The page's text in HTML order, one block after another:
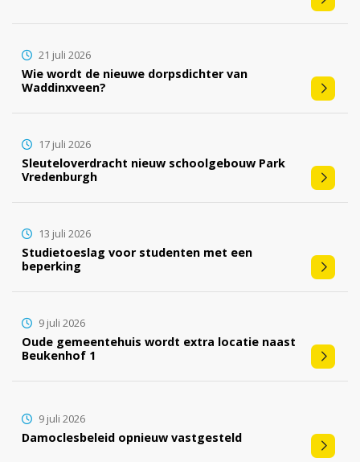
Wie wordt de nieuwe dorpsdichter van
Waddinxveen?
21 juli 2026
Sleuteloverdracht nieuw schoolgebouw Park
Vredenburgh
17 juli 2026
Studietoeslag voor studenten met een
beperking
13 juli 2026
Oude gemeentehuis wordt extra locatie naast
Beukenhof 1
9 juli 2026
Damoclesbeleid opnieuw vastgesteld
9 juli 2026